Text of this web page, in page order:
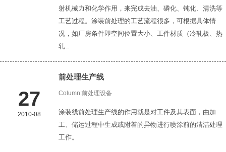
射机械力和化学作用，来完成去油、磷化、钝化、清洗等
工艺过程。涂装前处理的工艺流程很多，可根据具体情
况，如厂房条件即空间位置大小、工件材质（冷轧板、热
轧..
27
2010-08
前处理生产线
Column:前处理设备
涂装线前处理生产线的作用就是对工件及其表面，由加
工、储运过程中生成或附着的异物进行喷涂前的清洁处理
工作。